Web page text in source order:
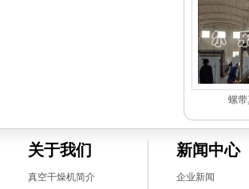
螺
关于我们
真空干燥机简介
新闻中心
企业新闻